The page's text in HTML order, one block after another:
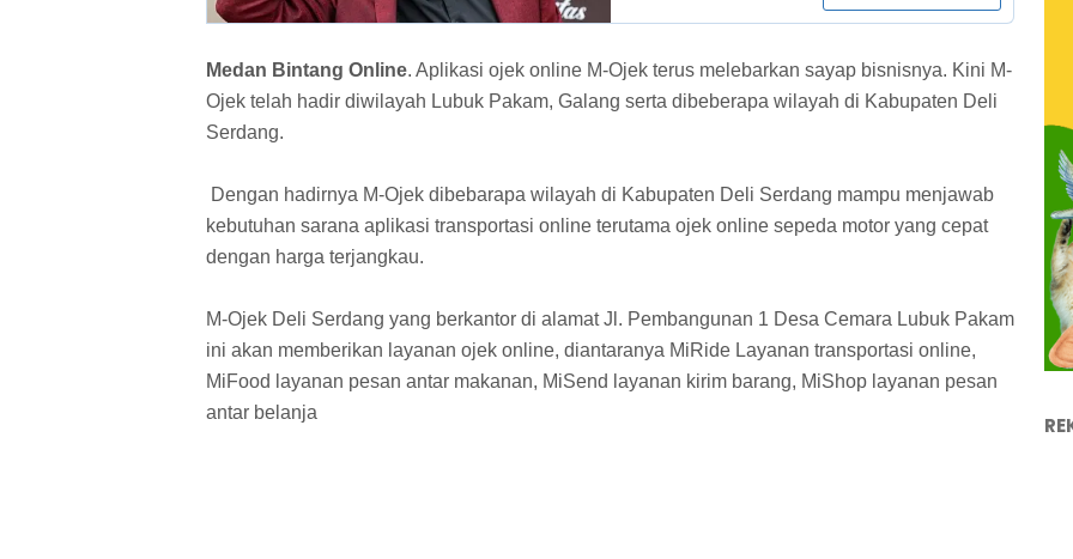
Medan Bintang Online. Aplikasi ojek online M-Ojek terus melebarkan sayap bisnisnya. Kini M-
Ojek telah hadir diwilayah Lubuk Pakam, Galang serta dibeberapa wilayah di Kabupaten Deli
Serdang.
Dengan hadirnya M-Ojek dibebarapa wilayah di Kabupaten Deli Serdang mampu menjawab
kebutuhan sarana aplikasi transportasi online terutama ojek online sepeda motor yang cepat
dengan harga terjangkau.
M-Ojek Deli Serdang yang berkantor di alamat Jl. Pembangunan 1 Desa Cemara Lubuk Pakam
ini akan memberikan layanan ojek online, diantaranya MiRide Layanan transportasi online,
MiFood layanan pesan antar makanan, MiSend layanan kirim barang, MiShop layanan pesan
antar belanja